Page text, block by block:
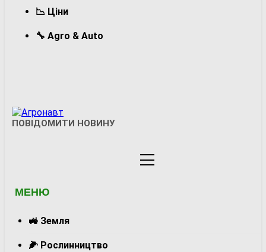
📉 Ціни
🔧 Agro & Auto
Агронавт
Новини Українського Агробізнесу
ПОВІДОМИТИ НОВИНУ
МЕНЮ
🚜 Земля
🌽 Рослинництво